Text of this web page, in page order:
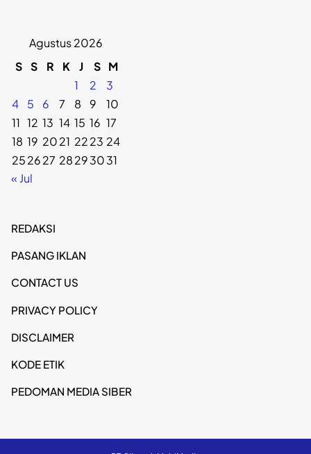
Agustus 2026
S S R K J S M
1
2
3
4
5 6 7 8 9
10
11 12 13 14 15 16 17
18 19 2021 2223 24
252627 28293031
« Jul
REDAKSI
PASANG IKLAN
CONTACT US
PRIVACY POLICY
DISCLAIMER
KODE ETIK
PEDOMAN MEDIA SIBER